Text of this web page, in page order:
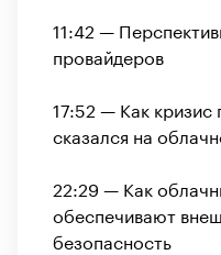
11:42 —
провайдеров
17:52 — Как кризис
сказался на
22:29 — Как
обеспечивают
безопасность